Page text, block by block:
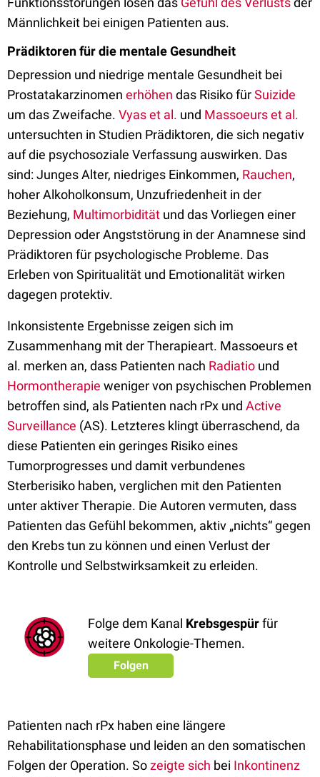
Männlichkeit bei einigen Patienten aus.
Prädiktoren für die mentale Gesundheit
Depression und niedrige mentale Gesundheit bei
Prostatakarzinomen erhöhen das Risiko fürSuizide
um das Zweifache. Vyas et al. und Massoeurs et al.
untersuchten in Studien Prädiktoren, die sich negativ
auf die psychosoziale Verfassung auswirken. Das
sind: Junges Alter, niedriges Einkommen, Rauchen,
hoher Alkoholkonsum, Unzufriedenheit in der
Beziehung, Multimorbidität und das Vorliegen einer
Depression oder Angststörung in der Anamnese sind
Prädiktoren für psychologische Probleme. Das
Erleben von Spiritualität und Emotionalität wirken
dagegen protektiv.
Inkonsistente Ergebnisse zeigen sich im
Zusammenhang mit der Therapieart. Massoeurs et
al. merken an, dass Patienten nach Radiatio und
Hormontherapie weniger von psychischen Problemen
betroffen sind, als Patienten nach rPx und Active
Surveillance (AS). Letzteres klingt überraschend, da
diese Patienten ein geringes Risiko eines
Tumorprogresses und damit verbundenes
Sterberisiko haben, verglichen mit den Patienten
unter aktiver Therapie. Die Autoren vermuten, dass
Patienten das Gefühl bekommen, aktiv „nichts“ gegen
den Krebs tun zu können und einen Verlust der
Kontrolle und Selbstwirksamkeit zu erleiden.
Folge dem Kanal Krebsgespürfür
weitere Onkologie-Themen.
Folgen
Patienten nach rPx haben eine längere
Rehabilitationsphase und leiden an den somatischen
Folgen der Operation. Sozeigte sich bei Inkontinenz